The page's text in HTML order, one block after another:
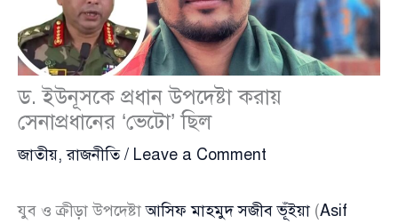
ড. ইউনূসকে প্রধান উপদেষ্টা করায়
সেনাপ্রধানের ‘ভেটো’ ছিল
জাতীয়,রাজনীতি/ Leave a Comment
যুব ও ক্রীড়া উপদেষ্টাআসিফ মাহমুদ সজীব ভূঁইয়া (Asif